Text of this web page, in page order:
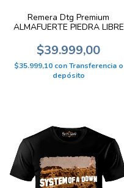
Remera Dtg Premium
ALMAFUERTE PIEDRA LIBRE
$39.999,00
$35.999,10 con Transferencia o
depósito